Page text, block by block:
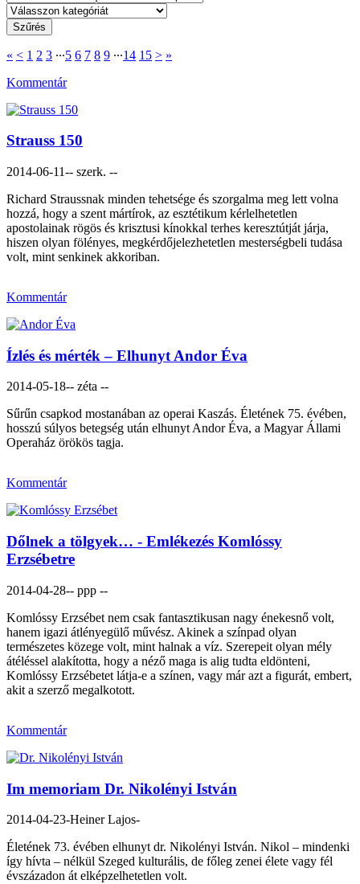
« < 1 2 3 ∙∙∙5 6 7 8 9 ∙∙∙14 15 > »
Kommentár
Strauss 150
2014-06-11-- szerk. --
Richard Straussnak minden tehetsége és szorgalma meg lett volna
hozzá, hogy a szent mártírok, az esztétikum kérlelhetetlen
apostolainak rögös és krisztusi kínokkal terhes keresztútját járja,
hiszen olyan fölényes, megkérdőjelezhetetlen mesterségbeli tudása
volt, mint senkinek akkoriban.
Kommentár
Ízlés és mérték – Elhunyt Andor Éva
2014-05-18-- zéta --
Sűrűn csapkod mostanában az operai Kaszás. Életének 75. évében,
hosszú súlyos betegség után elhunyt Andor Éva, a Magyar Állami
Operaház örökös tagja.
Kommentár
Dőlnek a tölgyek… - Emlékezés Komlóssy
Erzsébetre
2014-04-28-- ppp --
Komlóssy Erzsébet nem csak fantasztikusan nagy énekesnő volt,
hanem igazi átlényegülő művész. Akinek a színpad olyan
természetes közege volt, mint halnak a víz. Szerepeit olyan mély
átéléssel alakította, hogy a néző maga is alig tudta eldönteni,
Komlóssy Erzsébetet látja-e a színen, vagy már azt a figurát, embert,
akit a szerző megalkotott.
Kommentár
Im memoriam Dr. Nikolényi István
2014-04-23-Heiner Lajos-
Életének 73. évében elhunyt dr. Nikolényi István. Nikol – mindenki
így hívta – nélkül Szeged kulturális, de főleg zenei élete vagy fél
évszázadon át elképzelhetetlen volt.